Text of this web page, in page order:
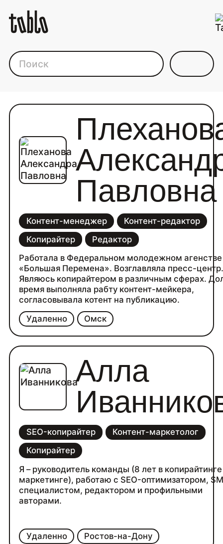
Каталог фрилансеров
Удаленно Омск
Павловна
Контент-менеджер
Контент-редактор
Копирайтер
Редактор
Работала в Федеральном молодежном
«Большая Перемена». Возглавляла пресс-
Являюсь копирайтером в различным сферах.
время выполняла рабту контент-мейкера,
согласовывала котент на публикацию.
Удаленно Ростов-на-Дону
Алла
SEO-копирайтер
Контент-маркетолог
Копирайтер
Я – руководитель команды (8 лет в
маркетинге), работаю с SEO-оптимизатором,
специалистом, редактором и профильными
авторами.